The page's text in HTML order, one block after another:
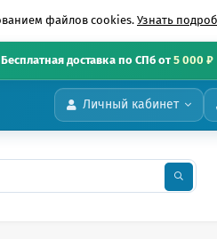
файлов cookies. Узнать
Бесплатная доставка по СПб от5 000 ₽
Личный кабинет